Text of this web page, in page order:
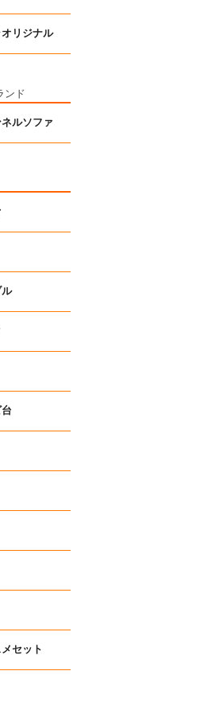
リジナル
ンド
ルソファ
ル
セット